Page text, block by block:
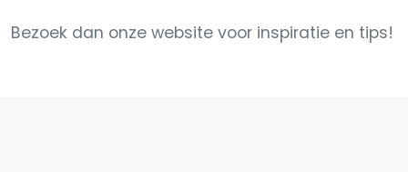
Bezoek dan onze website voor inspiratie en tips!